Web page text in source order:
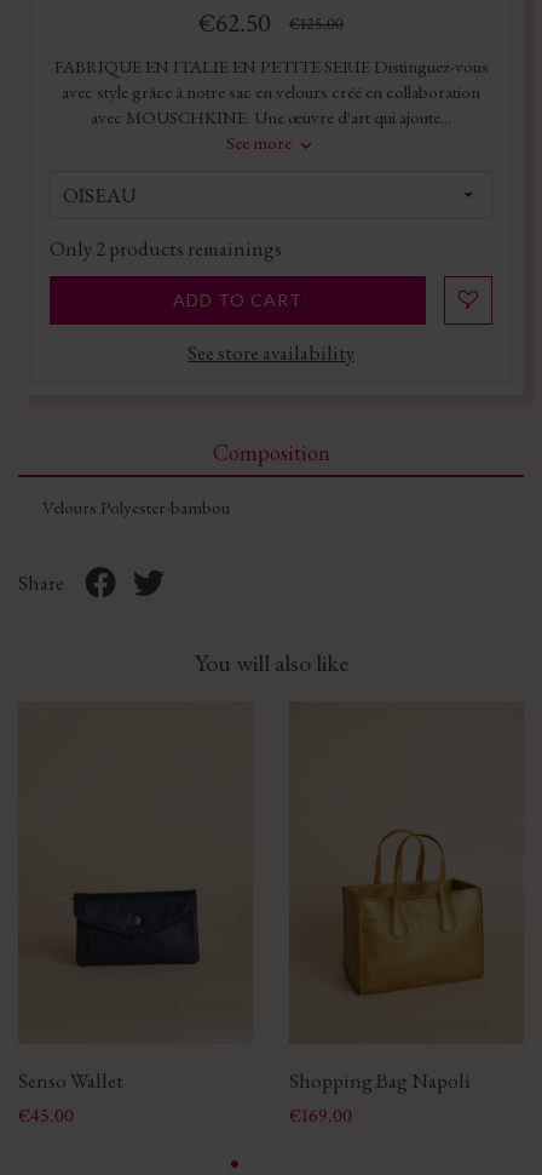
€62.50 €125.00
FABRIQUE EN ITALIE EN PETITE SERIE Distinguez-vous
avec style grâce à notre sac en velours créé en collaboration
avec MOUSCHKINE. Une œuvre d'art qui ajoute...
See more
OISEAU
Only2products remainings
ADD TO CART
See store availability
Composition
Velours Polyester-bambou
Share
You will also like
Senso Wallet
Price
€45.00
Shopping Bag Napoli
Price
€169.00